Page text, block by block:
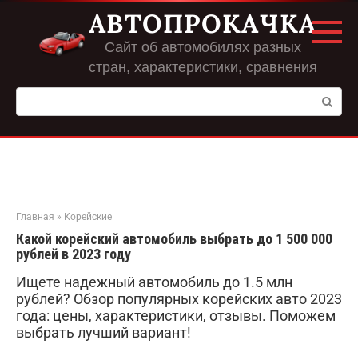
Перейти
контенту
АВТОПРОКАЧКА
Сайт об автомобилях разных
стран, характеристики, сравнения
Поиск:
Главная » Корейские
Какой корейский автомобиль выбрать до 1 500 000
рублей в 2023 году
Ищете надежный автомобиль до 1.5 млн
рублей? Обзор популярных корейских авто 2023
года: цены, характеристики, отзывы. Поможем
выбрать лучший вариант!